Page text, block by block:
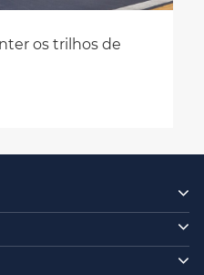
os trilhos de